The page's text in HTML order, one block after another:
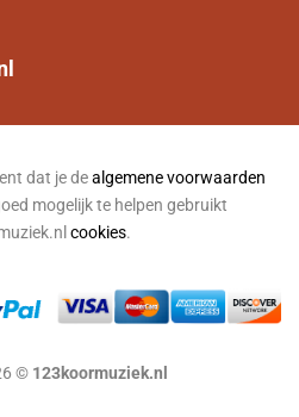
dat je dealgemene voorwaarden
mogelijk te helpen gebruikt
cookies.
© 123koormuziek.nl